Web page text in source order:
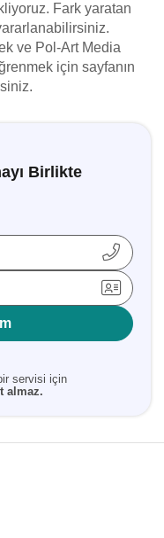
Fark yaratan
ve Pol-Art Media
için sayfanın
Birlikte
servisi için
almaz.